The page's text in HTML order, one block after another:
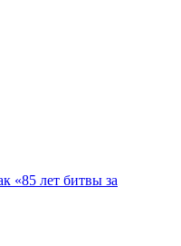
«85 лет битвы за